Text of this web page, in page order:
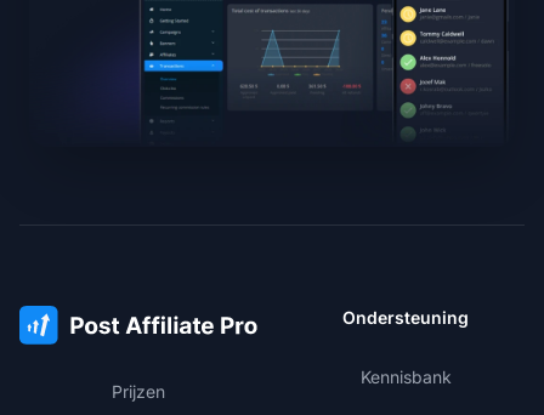
Prijzen
Ondersteuning
Kennisbank